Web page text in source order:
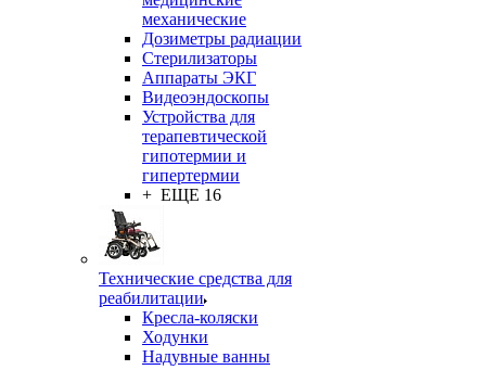
механические
Дозиметры радиации
Стерилизаторы
Аппараты ЭКГ
Видеоэндоскопы
Устройства для
терапевтической
гипотермии и
гипертермии
+ ЕЩЕ 16
Технические средства для
реабилитации
Кресла-коляски
Ходунки
Надувные ванны